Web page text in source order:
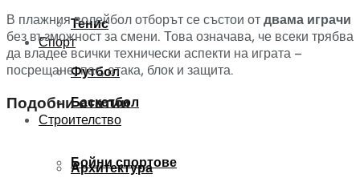
Спорт
Баскетбол
Бойни спортове
Тенис
Футбол
Строителство
Архитектура
В плажния волейбол отборът се състои отдвама играчи
без възможност за смени. Това означава, че всеки трябва
да владее всички технически аспекти на играта –
посрещане, пас, атака, блок и защита.
Подобни статии